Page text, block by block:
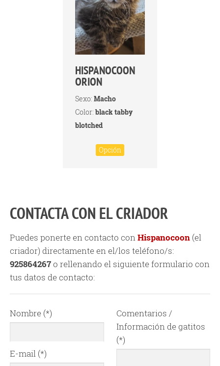
HISPANOCOON
ORION
Sexo:Macho
Color:black tabby
blotched
Opción
CONTACTA CON EL CRIADOR
Puedes ponerte en contacto conHispanocoon (el
criador) directamente en el/los teléfono/s:
925864267o rellenando el siguiente formulario con
tus datos de contacto:
Nombre (*)
E-mail (*)
Comentarios /
Información de gatitos
(*)